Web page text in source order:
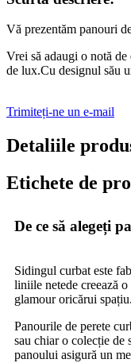
Vă prezentăm panouri
Vrei să adaugi o notă
de lux.Cu designul său
Trimiteți-ne un e-mail
Detaliile
Etichete de
De ce să alegeți
Sidingul curbat este
liniile netede creează
glamour oricărui spațiu.
Panourile de perete
sau chiar o colecție de
panoului asigură un